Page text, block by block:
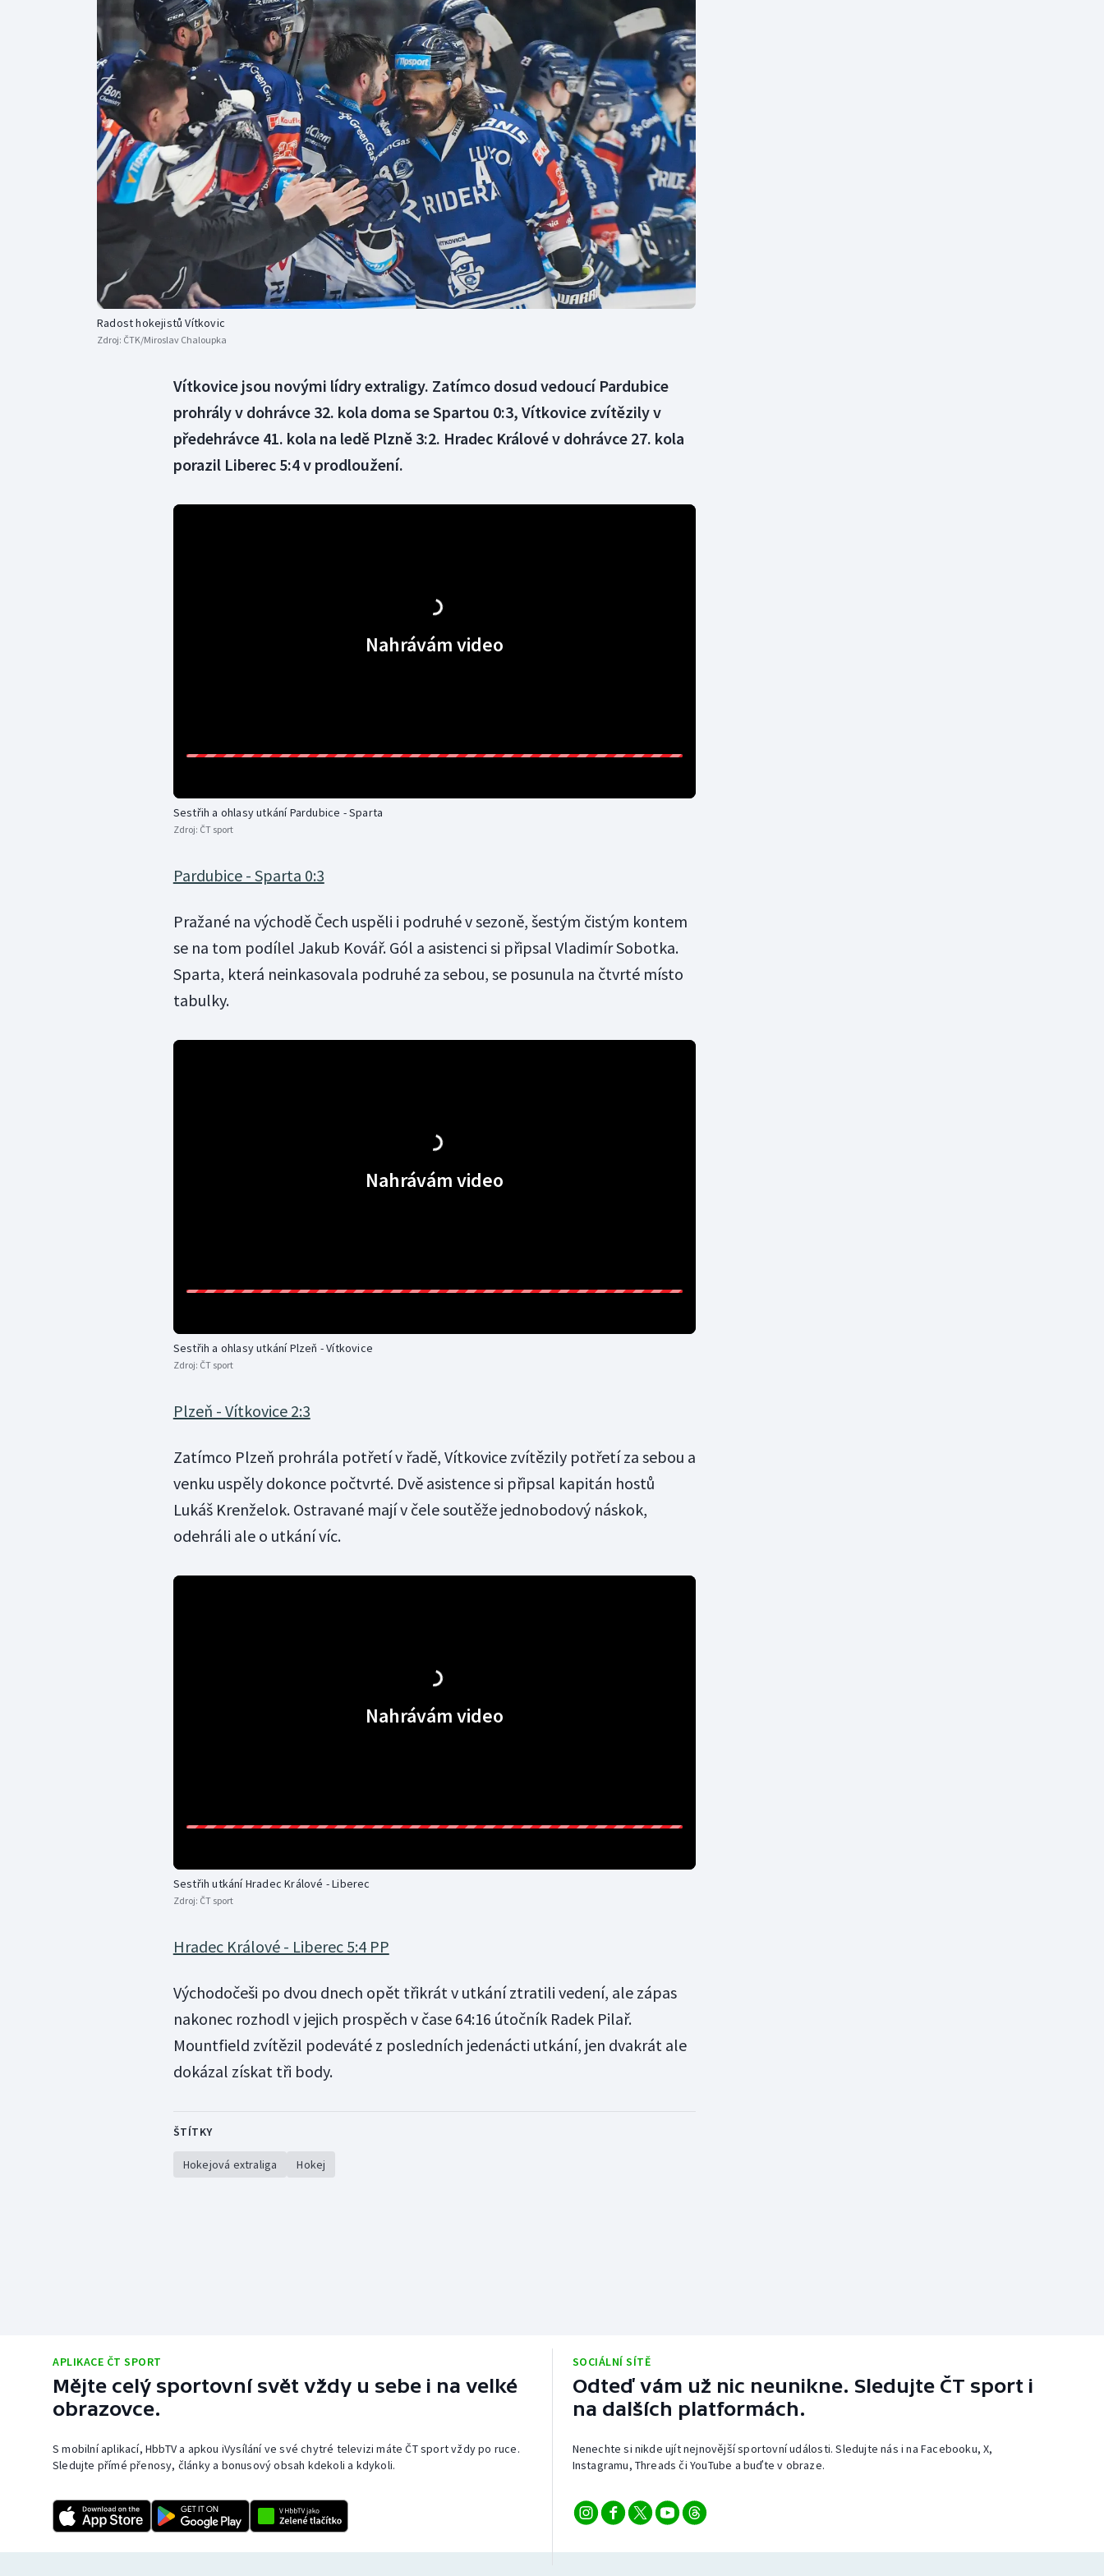
Curling
Dostihy
Florbal
Futsal
Golf
Gymnastika
Moderní pětiboj
Motorsport
Olympijské hry
Parasport
Plavání
Plážový volejbal
Triatlon
Veslování
Vodní slalom
Volejbal
Ostatní
Radost hokejistů Vítkovic
Zdroj: ČTK/Miroslav Chaloupka
Vítkovice jsou novými lídry extraligy. Zatímco dosud vedoucí Pardubice
prohrály v dohrávce 32. kola doma se Spartou 0:3, Vítkovice zvítězily v
předehrávce 41. kola na ledě Plzně 3:2. Hradec Králové v dohrávce 27. kola
porazil Liberec 5:4 v prodloužení.
Nahrávám video
Sestřih a ohlasy utkání Pardubice - Sparta
Zdroj: ČT sport
Pardubice - Sparta 0:3
Pražané na východě Čech uspěli i podruhé v sezoně, šestým čistým kontem
se na tom podílel Jakub Kovář. Gól a asistenci si připsal Vladimír Sobotka.
Sparta, která neinkasovala podruhé za sebou, se posunula na čtvrté místo
tabulky.
Nahrávám video
Sestřih a ohlasy utkání Plzeň - Vítkovice
Zdroj: ČT sport
Plzeň - Vítkovice 2:3
Zatímco Plzeň prohrála potřetí v řadě, Vítkovice zvítězily potřetí za sebou a
venku uspěly dokonce počtvrté. Dvě asistence si připsal kapitán hostů
Lukáš Krenželok. Ostravané mají v čele soutěže jednobodový náskok,
odehráli ale o utkání víc.
Nahrávám video
Sestřih utkání Hradec Králové - Liberec
Zdroj: ČT sport
Hradec Králové - Liberec 5:4 PP
Východočeši po dvou dnech opět třikrát v utkání ztratili vedení, ale zápas
nakonec rozhodl v jejich prospěch v čase 64:16 útočník Radek Pilař.
Mountfield zvítězil podeváté z posledních jedenácti utkání, jen dvakrát ale
dokázal získat tři body.
ŠTÍTKY
Hokejová extraliga Hokej
APLIKACE ČT SPORT
Mějte celý sportovní svět vždy u sebe i na velké
obrazovce.
S mobilní aplikací, HbbTV a apkou iVysílání ve své chytré televizi máte ČT sport vždy po ruce.
Sledujte přímé přenosy, články a bonusový obsah kdekoli a kdykoli.
SOCIÁLNÍ SÍTĚ
Odteď vám už nic neunikne. Sledujte ČT sport i
na dalších platformách.
Nenechte si nikde ujít nejnovější sportovní události. Sledujte nás i na Facebooku, X,
Instagramu, Threads či YouTube a buďte v obraze.